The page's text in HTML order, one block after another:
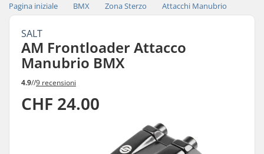
Pagina iniziale BMX Zona Sterzo Attacchi Manubrio
SALT
AM Frontloader Attacco
Manubrio BMX
4.9//9 recensioni
CHF 24.00